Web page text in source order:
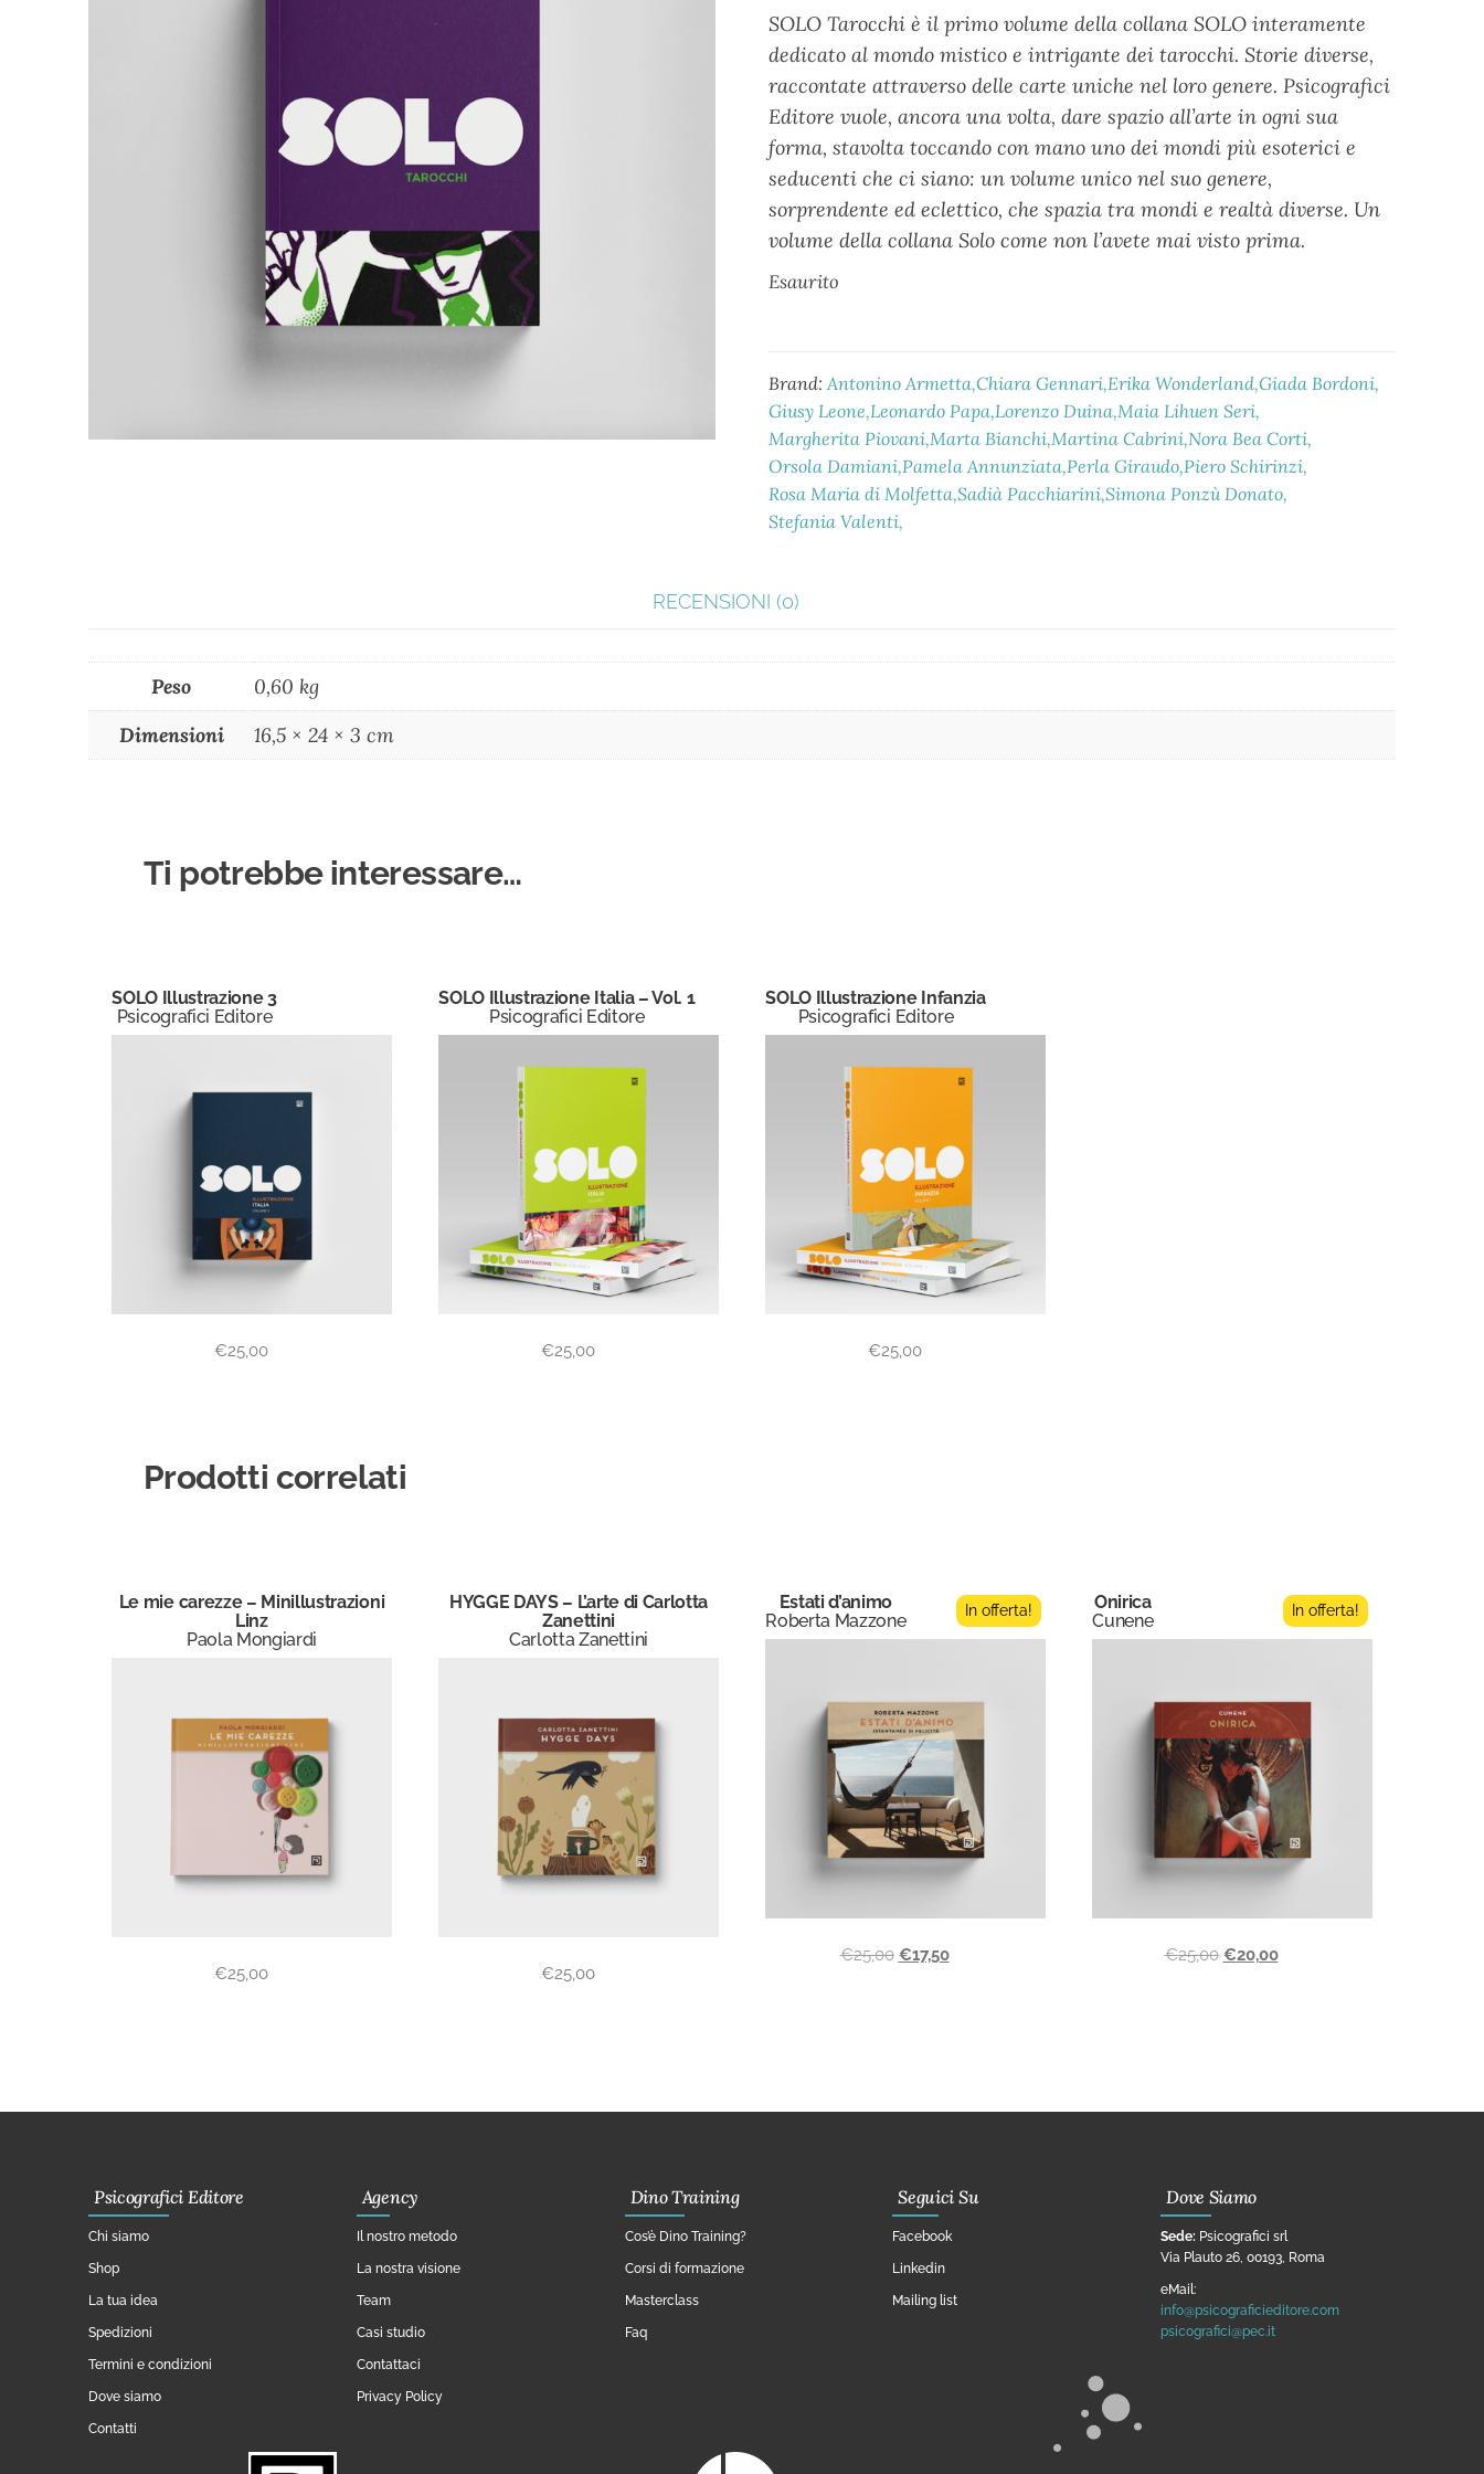
SOLO Tarocchi è il primo volume della collana SOLO interamente
dedicato al mondo mistico e intrigante dei tarocchi. Storie diverse,
raccontate attraverso delle carte uniche nel loro genere. Psicografici
Editore vuole, ancora una volta, dare spazio all’arte in ogni sua
forma, stavolta toccando con mano uno dei mondi più esoterici e
seducenti che ci siano: un volume unico nel suo genere,
sorprendente ed eclettico, che spazia tra mondi e realtà diverse. Un
volume della collana Solo come non l’avete mai visto prima.
Esaurito
Brand: Antonino Armetta Chiara Gennari Erika Wonderland Giada Bordoni
Giusy Leone Leonardo Papa Lorenzo Duina Maia Lihuen Seri
Margherita Piovani Marta Bianchi Martina Cabrini Nora Bea Corti
Orsola Damiani Pamela Annunziata Perla Giraudo Piero Schirinzi
Rosa Maria di Molfetta Sadià Pacchiarini Simona Ponzù Donato
Stefania Valenti
RECENSIONI (0)
Peso
0,60 kg
Dimensioni
16,5 × 24 × 3 cm
Ti potrebbe interessare…
SOLO Illustrazione 3
Psicografici Editore
€25,00
SOLO Illustrazione Italia – Vol. 1
Psicografici Editore
€25,00
SOLO Illustrazione Infanzia
Psicografici Editore
€25,00
Prodotti correlati
Le mie carezze – Minillustrazioni
Linz
Paola Mongiardi
€25,00
HYGGE DAYS – L’arte di Carlotta
Zanettini
Carlotta Zanettini
€25,00
Estati d’animo
Roberta Mazzone
In offerta!
€25,00 €17,50
Onirica
Cunene
In offerta!
€25,00 €20,00
Psicografici Editore
Chi siamo
Shop
La tua idea
Spedizioni
Termini e condizioni
Dove siamo
Contatti
Agency
Il nostro metodo
La nostra visione
Team
Casi studio
Contattaci
Privacy Policy
Dino Training
Cos’è Dino Training?
Corsi di formazione
Masterclass
Faq
Seguici Su
Facebook
Linkedin
Mailing list
Dove Siamo
Sede: Psicografici srl
Via Plauto 26, 00193, Roma
eMail:
info@psicograficieditore.com
psicografici@pec.it